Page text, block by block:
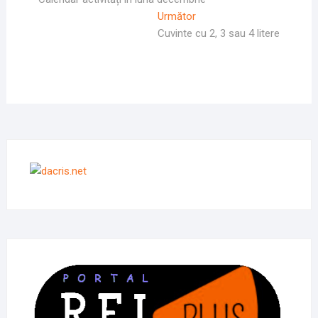
în
UrmătorArticolul
Următor:
Cuvinte cu 2, 3 sau 4 litere